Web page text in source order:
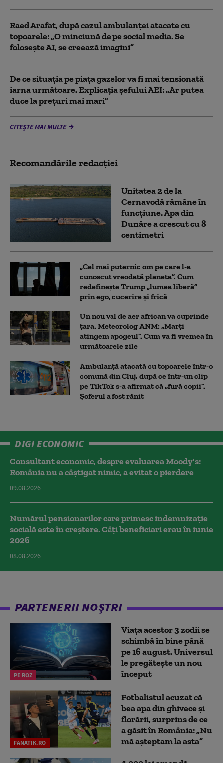
Raed Arafat, după cazul ambulanței atacate cu
topoarele: „O minciună de pe social media. Se
folosește AI, se creează imagini”
De ce situaţia pe piaţa gazelor va fi mai tensionată
iarna următoare. Explicația șefului AEI: „Ar putea
duce la preţuri mai mari”
CITEȘTE MAI MULTE
Recomandările redacţiei
Unitatea 2 de la
Cernavodă rămâne în
funcțiune. Apa din
Dunăre a crescut cu 8
centimetri
„Cel mai puternic om pe care l-a
cunoscut vreodată planeta”. Cum
redefinește Trump „lumea liberă”
prin ego, cucerire și frică
Un nou val de aer african va cuprinde
țara. Meteorolog ANM: „Marți
atingem apogeul”. Cum va fi vremea în
următoarele zile
Ambulanţă atacată cu topoarele într-o
comună din Cluj, după ce într-un clip
pe TikTok s-a afirmat că „fură copii”.
Șoferul a fost rănit
DIGI ECONOMIC
Consultant economic, despre evaluarea Moody's:
România nu a câştigat nimic, a evitat o pierdere
09.08.2026
Numărul pensionarilor care primesc indemnizaţie
socială este în creștere. Câți beneficiari erau în iunie
2026
08.08.2026
PARTENERII NOȘTRI
PE ROZ
Viața acestor 3 zodii se
schimbă în bine până
pe 16 august. Universul
le pregătește un nou
început
FANATIK.RO
Fotbalistul acuzat că
bea apa din ghivece și
florării, surprins de ce
a găsit în România: „Nu
mă așteptam la asta”